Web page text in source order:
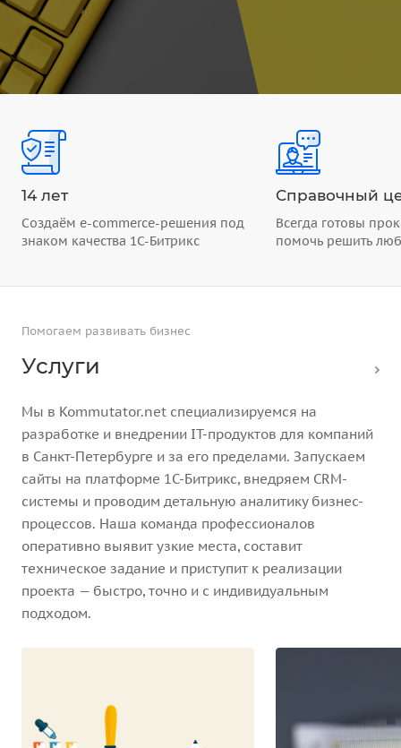
14 лет
Создаём e-commerce-решения под
знаком качества 1С-Битрикс
Справочный
Всегда готовы
помочь решить
Помогаем развивать бизнес
Услуги
Мы в Kommutator.net специализируемся на
разработке и внедрении IT-продуктов для компаний
в Санкт-Петербурге и за его пределами. Запускаем
сайты на платформе 1С-Битрикс, внедряем CRM-
системы и проводим детальную аналитику бизнес-
процессов. Наша команда профессионалов
оперативно выявит узкие места, составит
техническое задание и приступит к реализации
проекта — быстро, точно и с индивидуальным
подходом.